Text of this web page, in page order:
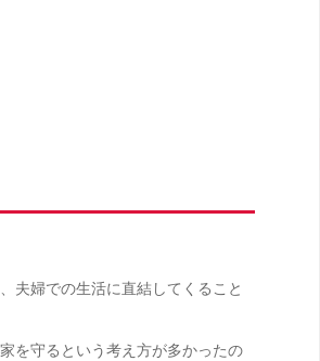
夫婦での生活に直結してくること
を守るという考え方が多かったの